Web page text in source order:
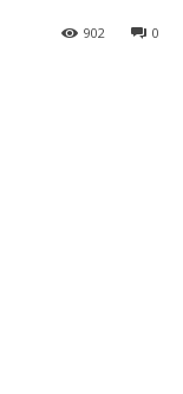
0
902